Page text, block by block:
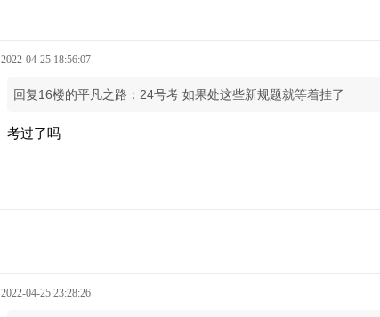
2022-04-25 18:56:07
回复16楼的平凡之路：24号考 如果处这些新规题就等着挂了
考过了吗
2022-04-25 23:28:26